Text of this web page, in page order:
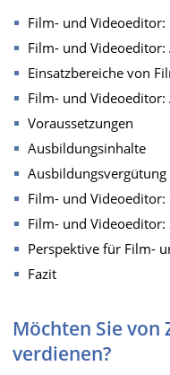
Film- und Videoeditor:
Film- und
Einsatzbereiche von
Film- und
Voraussetzungen
Ausbildungsinhalte
Ausbildungsvergütung
Film- und Videoeditor:
Film- und Videoeditor:
Perspektive für Film-
Fazit
Möchten Sie von
verdienen?